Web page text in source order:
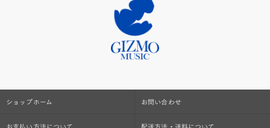
ショップホーム お問い合わせ